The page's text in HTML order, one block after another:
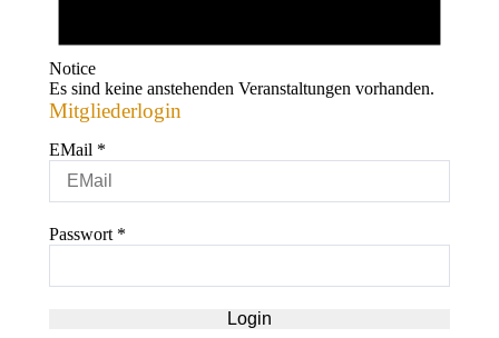
Notice
Es sind keine anstehenden Veranstaltungen vorhanden.
Mitgliederlogin
EMail *
Passwort *